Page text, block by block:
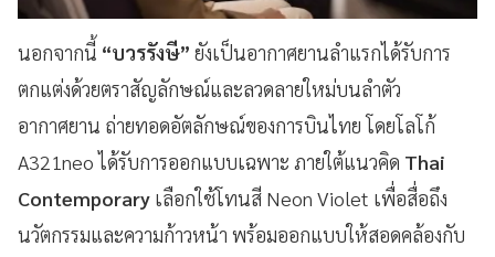
นอกจากนี้ “บวรรังษี” ยังเป็นอากาศยานลำแรกได้รับการ
ตกแต่งด้วยตราสัญลักษณ์และลวดลายใหม่บนลำตัว
อากาศยาน ถ่ายทอดอัตลักษณ์ของการบินไทย โดยโลโก้
A321neo ได้รับการออกแบบเฉพาะ ภายใต้แนวคิด Thai
Contemporary เลือกใช้โทนสี Neon Violet เพื่อสื่อถึง
นวัตกรรมและความก้าวหน้า พร้อมออกแบบให้สอดคล้องกับ